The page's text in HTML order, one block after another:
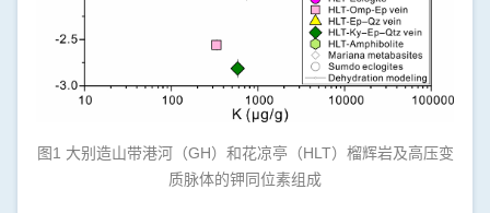
图1 大别造山带港河（GH）和花凉亭（HLT）榴辉岩及高压变
质脉体的钾同位素组成